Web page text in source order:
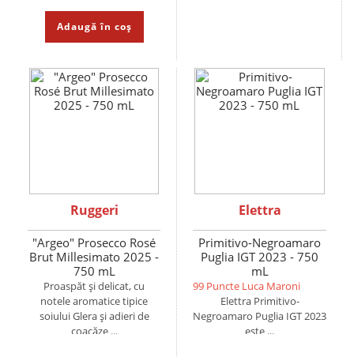
Adaugă în coș
Ruggeri
"Argeo" Prosecco Rosé
Brut Millesimato 2025 -
750 mL
Proaspăt și delicat, cu
notele aromatice tipice
soiului Glera și adieri de
coacăze ...
Elettra
Primitivo-Negroamaro
Puglia IGT 2023 - 750
mL
99 Puncte Luca Maroni
Elettra Primitivo-
Negroamaro Puglia IGT 2023
este ...